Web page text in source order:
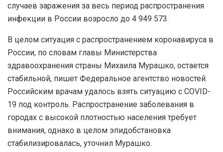
случаев заражения за весь период распространения
инфекции в России возросло до 4 949 573.
В целом ситуация с распространением коронавируса в
России, по словам главы Министерства
здравоохранения страны Михаила Мурашко, остается
стабильной, пишет Федеральное агентство новостей.
Российским врачам удалось взять ситуацию с COVID-
19 под контроль. Распространение заболевания в
городах с высокой плотностью населения требует
внимания, однако в целом эпидобстановка
стабилизировалась, уточнил Мурашко.